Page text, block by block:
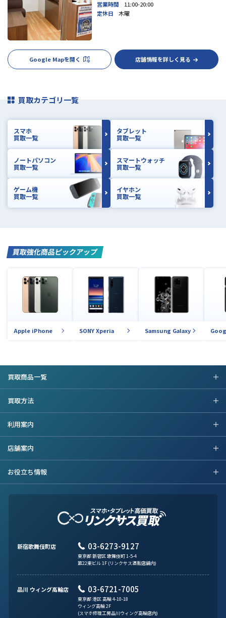
営業時間
11:00-20:00
定休日
木曜
Google Mapを開く 店舗情報を詳しく見る
買取カテゴリ一覧
スマホ
買取一覧
タブレット
買取一覧
ノートパソコン
買取一覧
スマートウォッチ
買取一覧
ゲーム機
買取一覧
イヤホン
買取一覧
買取強化商品ピックアップ
Apple iPhone SONY Xperia Samsung Galaxy
買取商品一覧
買取方法
利用案内
店舗案内
お役立ち情報
新宿歌舞伎町店 03-6273-9127
東京都 新宿区 歌舞伎町 1-5-4
第22東ビル 1F (リンクサス酒販店舗内)
品川 ウィング高輪店 03-6721-7005
東京都 港区 高輪 4-10-18
ウィング高輪 2F
(スマホ修理工房品川ウィング高輪店内)